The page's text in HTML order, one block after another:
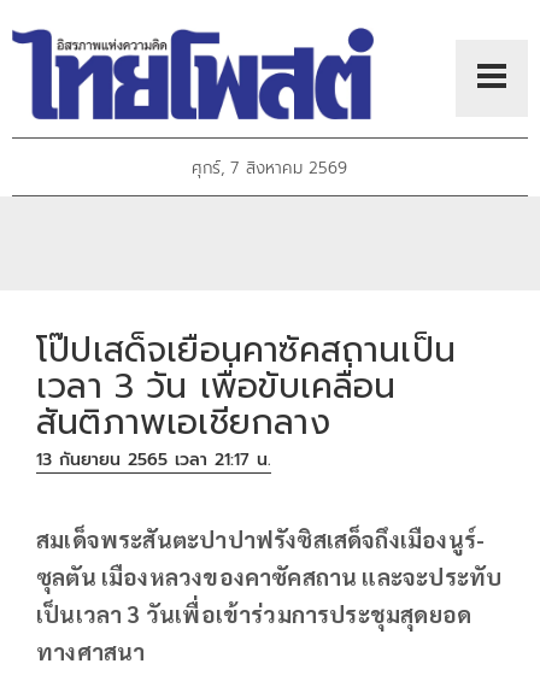
ศุกร์, 7 สิงหาคม 2569
โป๊ปเสด็จเยือนคาซัคสถานเป็น
เวลา 3 วัน เพื่อขับเคลื่อน
สันติภาพเอเชียกลาง
13 กันยายน 2565 เวลา 21:17 น.
สมเด็จพระสันตะปาปาฟรังซิสเสด็จถึงเมืองนูร์-
ซุลตัน เมืองหลวงของคาซัคสถาน และจะประทับ
เป็นเวลา 3 วันเพื่อเข้าร่วมการประชุมสุดยอด
ทางศาสนา